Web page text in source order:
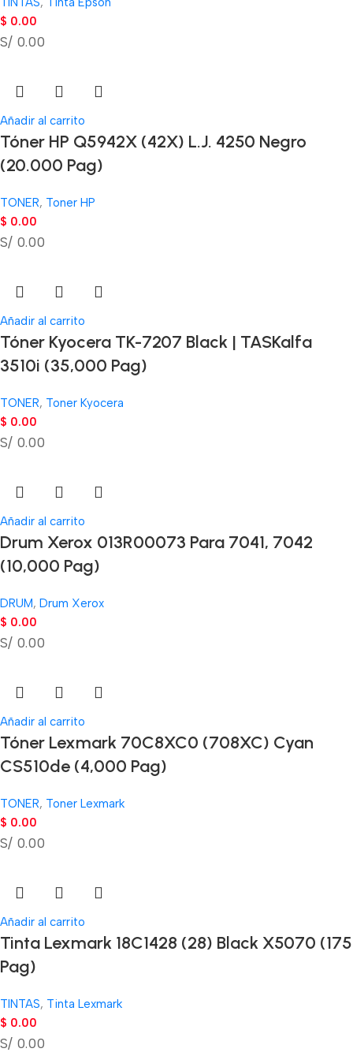
$ 0.00
S/ 0.00
Añadir al carrito
Tóner HP Q5942X (42X) L.J. 4250 Negro
(20.000 Pag)
TONER, Toner HP
$ 0.00
S/ 0.00
Añadir al carrito
Tóner Kyocera TK-7207 Black | TASKalfa
3510i (35,000 Pag)
TONER, Toner Kyocera
$ 0.00
S/ 0.00
Añadir al carrito
Drum Xerox 013R00073 Para 7041, 7042
(10,000 Pag)
DRUM, Drum Xerox
$ 0.00
S/ 0.00
Añadir al carrito
Tóner Lexmark 70C8XC0 (708XC) Cyan
CS510de (4,000 Pag)
TONER, Toner Lexmark
$ 0.00
S/ 0.00
Añadir al carrito
Tinta Lexmark 18C1428 (28) Black X5070 (175
Pag)
TINTAS, Tinta Lexmark
$ 0.00
S/ 0.00